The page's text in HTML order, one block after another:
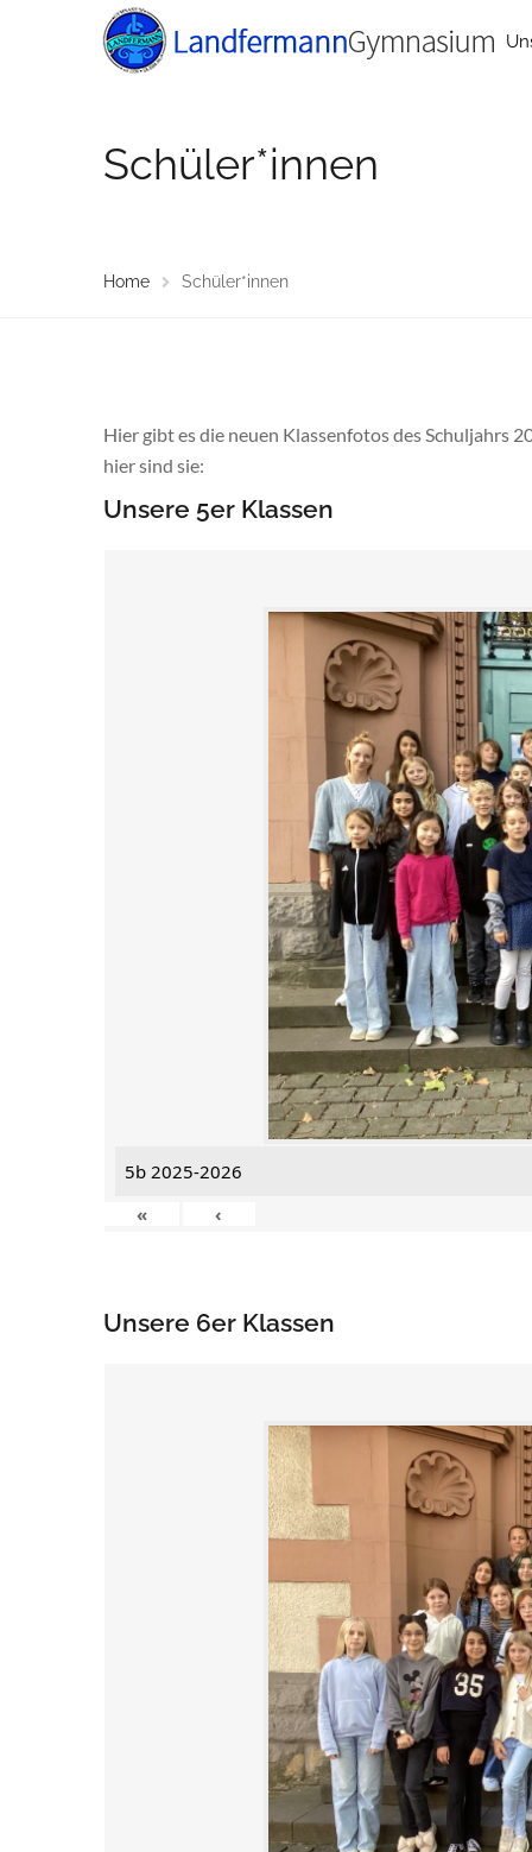
Schüler*innen
Home Schüler*innen
Hier gibt es die neuen Klassenfotos des Schuljahrs
hier sind sie:
Unsere 5er Klassen
5b 2025-2026
«
‹
Unsere 6er Klassen